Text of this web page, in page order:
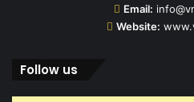
Email:
Website:
Follow us